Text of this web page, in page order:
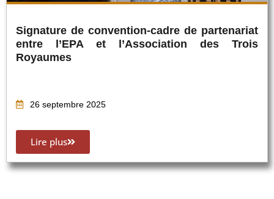
Signature de convention-cadre de partenariat
entre l’EPA et l’Association des Trois
Royaumes
26 septembre 2025
Lire plus